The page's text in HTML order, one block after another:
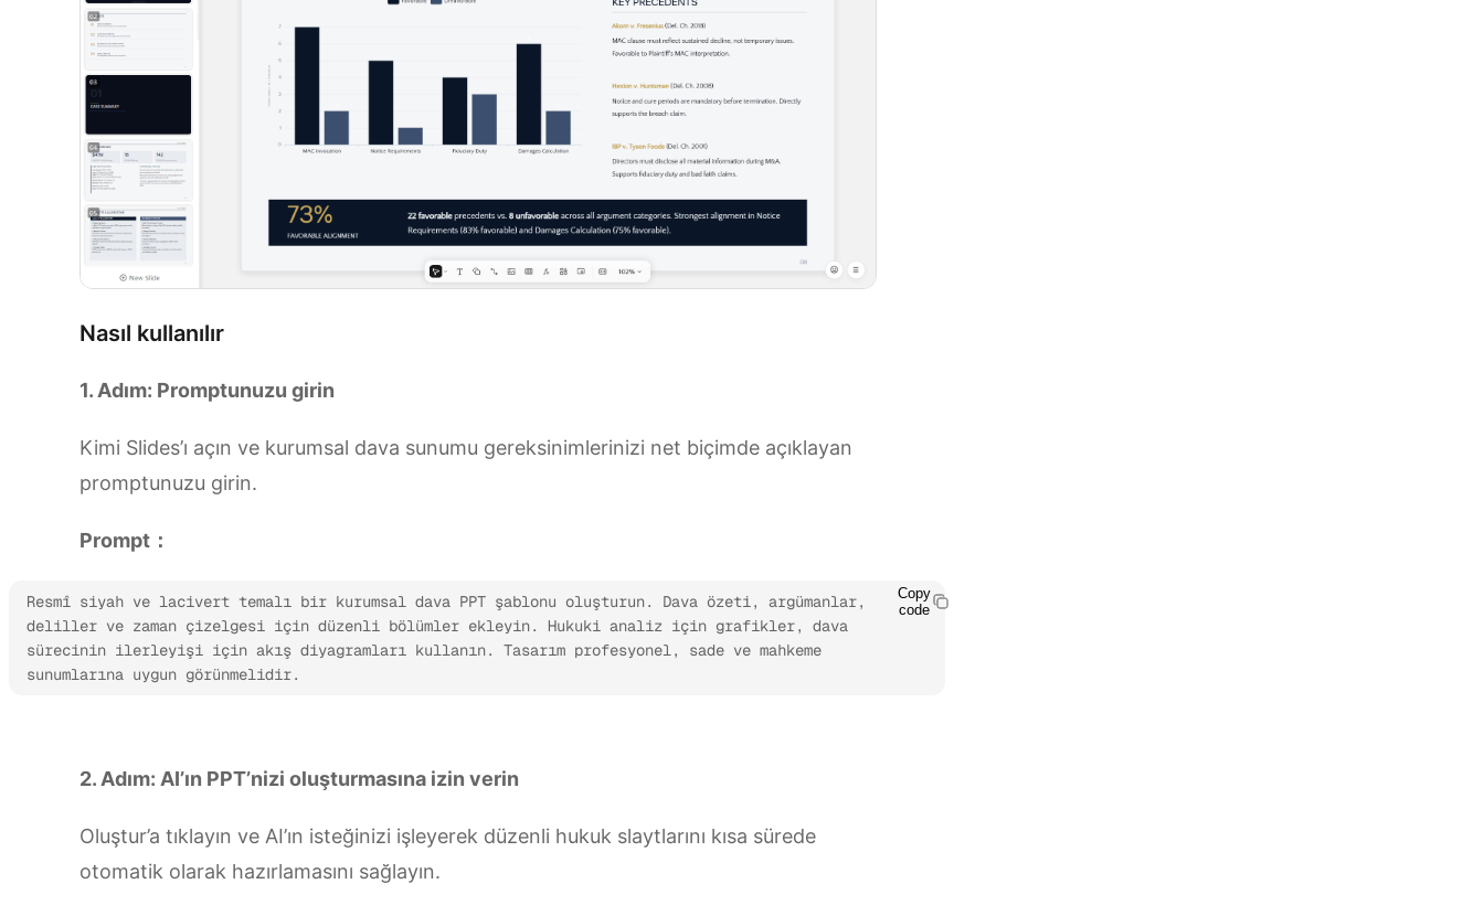
Nasıl kullanılır
1. Adım: Promptunuzu girin
Kimi Slides’ı açın ve kurumsal dava sunumu gereksinimlerinizi net biçimde açıklayan
promptunuzu girin.
Prompt：
Resmî siyah ve lacivert temalı bir kurumsal dava PPT şablonu oluşturun. Dava özeti, argümanlar,
deliller ve zaman çizelgesi için düzenli bölümler ekleyin. Hukuki analiz için grafikler, dava
sürecinin ilerleyişi için akış diyagramları kullanın. Tasarım profesyonel, sade ve mahkeme
sunumlarına uygun görünmelidir.
Copy
code
2. Adım: AI’ın PPT’nizi oluşturmasına izin verin
Oluştur’a tıklayın ve AI’ın isteğinizi işleyerek düzenli hukuk slaytlarını kısa sürede
otomatik olarak hazırlamasını sağlayın.